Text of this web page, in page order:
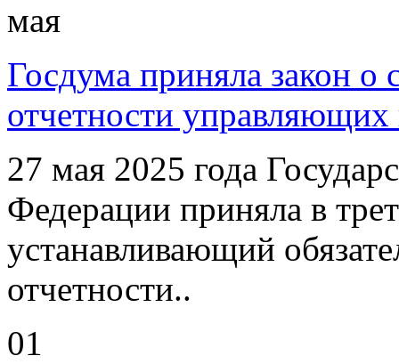
мая
Госдума приняла закон о
отчетности
27 мая 2025 года
Федерации приняла в
устанавливающий
отчетности..
01